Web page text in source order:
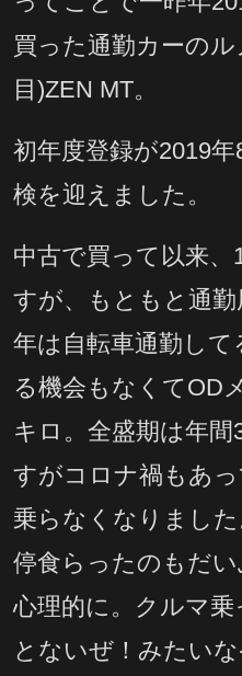
買った通勤カーの
目)ZEN MT。
初年度登録が2019
検を迎えました。
中古で買って以来、
すが、もともと通
年は自転車通勤し
る機会もなくてOD
キロ。全盛期は年
すがコロナ禍もあ
乗らなくなりまし
停食らったのもだ
心理的に。クルマ
とないぜ！みたい